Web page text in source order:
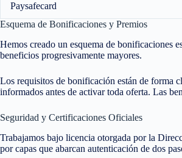
Paysafecard
Esquema de Bonificaciones y Premios
Hemos creado un esquema de bonificaciones
beneficios progresivamente mayores.
Los requisitos de bonificación están de forma
informados antes de activar toda oferta. Las
Seguridad y Certificaciones Oficiales
Trabajamos bajo licencia otorgada por la
por capas que abarcan autenticación de dos